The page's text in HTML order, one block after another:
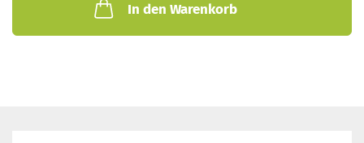
In den Warenkorb